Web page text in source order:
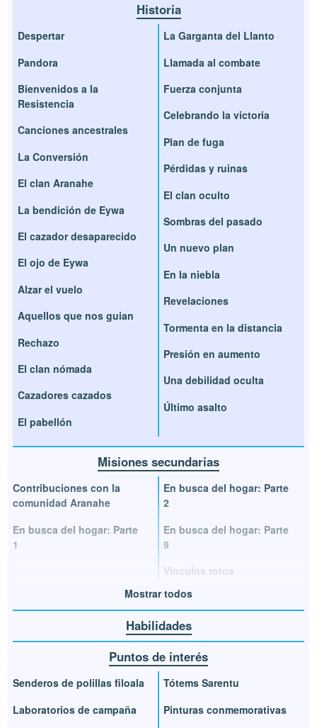
Historia
Despertar
Pandora
Bienvenidos a la
Resistencia
Canciones ancestrales
La Conversión
El clan Aranahe
La bendición de Eywa
El cazador desaparecido
El ojo de Eywa
Alzar el vuelo
Aquellos que nos guian
Rechazo
El clan nómada
Cazadores cazados
El pabellón
La Garganta del Llanto
Llamada al combate
Fuerza conjunta
Celebrando la victoria
Plan de fuga
Pérdidas y ruinas
El clan oculto
Sombras del pasado
Un nuevo plan
En la niebla
Revelaciones
Tormenta en la distancia
Presión en aumento
Una debilidad oculta
Último asalto
Misiones secundarias
Contribuciones con la
comunidad Aranahe
En busca del hogar: Parte
1
En busca del hogar: Parte
2
En busca del hogar: Parte
9
Vínculos rotos
Mostrar todos
Habilidades
Puntos de interés
Senderos de polillas filoala
Laboratorios de campaña
Tótems Sarentu
Pinturas conmemorativas